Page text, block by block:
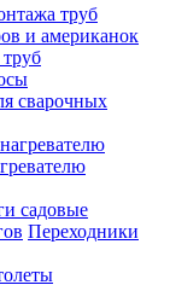
труб
и американок
сварочных
садовые
Переходники